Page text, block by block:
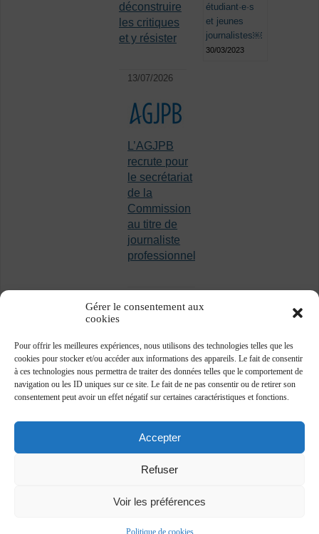
Gérer le consentement aux
cookies
Pour offrir les meilleures expériences, nous utilisons des technologies telles que les
cookies pour stocker et/ou accéder aux informations des appareils. Le fait de consentir
à ces technologies nous permettra de traiter des données telles que le comportement de
navigation ou les ID uniques sur ce site. Le fait de ne pas consentir ou de retirer son
consentement peut avoir un effet négatif sur certaines caractéristiques et fonctions.
Accepter
Refuser
Voir les préférences
Politique de cookies
déconstruire
les critiques
et y résister
13/07/2026
L’AGJPB
recrute pour
le secrétariat
de la
Commission
au titre de
journaliste
professionnel
étudiant·e·s
et jeunes
journalistes￼
30/03/2023